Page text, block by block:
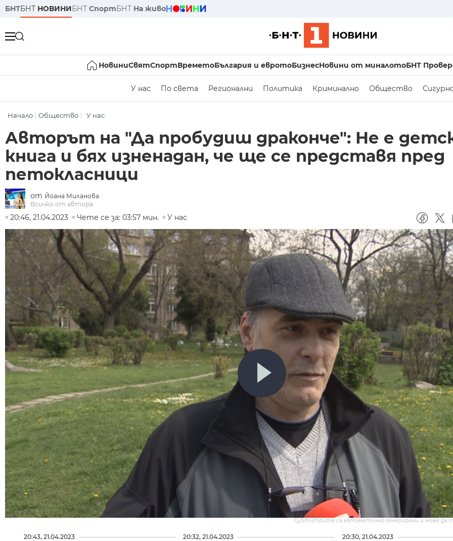
БНТБНТ НОВИНИБНТ СпортБНТ На живо
НовиниСвятСпортВреметоБългария и евротоБизнесНовини от миналотоБНТ
У нас По света Регионални Политика Криминално Общество
Начало Общество У нас
Авторът на "Да пробудиш драконче": Не е
книга и бях изненадан, че ще се представя пред
петокласници
от Йоана Миланова
Всичко от автора
20:46, 21.04.2023
Чете се за: 03:57 мин. У нас
Субтитрите са автоматично генерирани и може да
20:43, 21.04.2023 20:32, 21.04.2023 20:30, 21.04.2023